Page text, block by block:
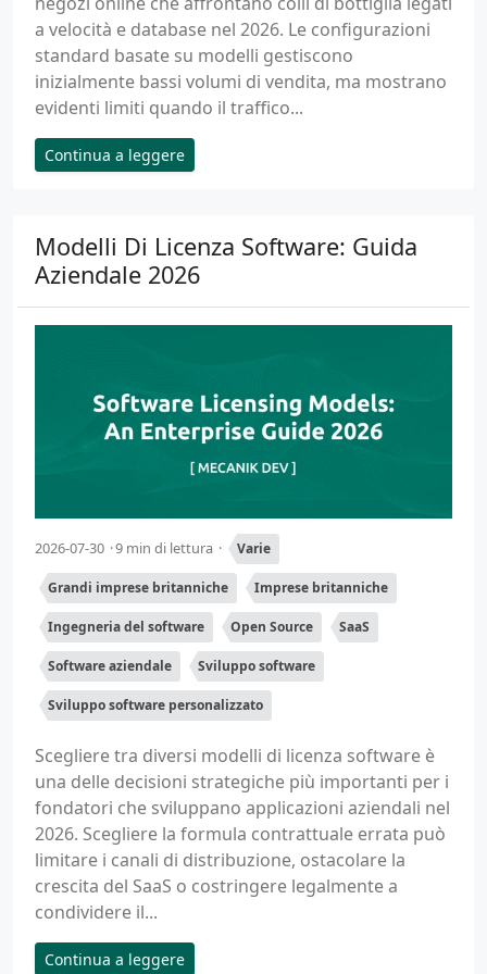
a velocità e database nel 2026. Le configurazioni
standard basate su modelli gestiscono
inizialmente bassi volumi di vendita, ma mostrano
evidenti limiti quando il traffico...
Continua a leggere
Modelli Di Licenza Software: Guida
Aziendale 2026
2026-07-30 9 min di lettura Varie
Grandi imprese britanniche Imprese britanniche
Ingegneria del software Open Source SaaS
Software aziendale Sviluppo software
Sviluppo software personalizzato
Scegliere tra diversi modelli di licenza software è
una delle decisioni strategiche più importanti per i
fondatori che sviluppano applicazioni aziendali nel
2026. Scegliere la formula contrattuale errata può
limitare i canali di distribuzione, ostacolare la
crescita del SaaS o costringere legalmente a
condividere il...
Continua a leggere